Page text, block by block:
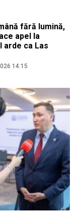
fără lumină,
apel la
arde ca Las
14:15